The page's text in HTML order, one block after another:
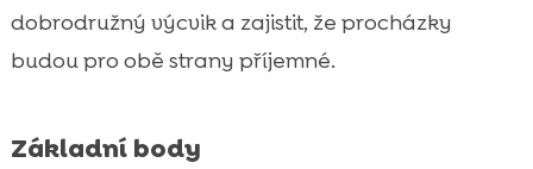
Jak motivovat a odměňovat kotě
Potenciální problémy a jejich řešení
 Produkty CricksyCat pro zdraví kotěte
dobrodružný výcvik a zajistit, že procházky
budou pro obě strany příjemné.
Základní body